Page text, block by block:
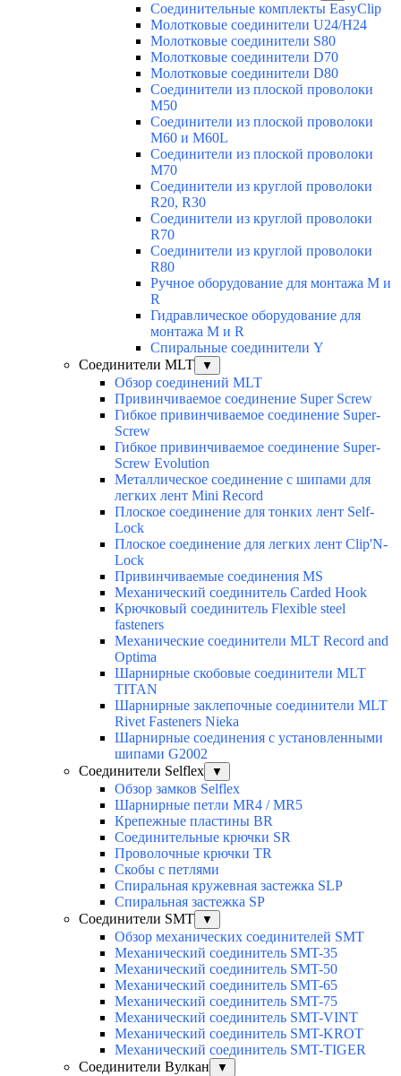
Соединительные комплекты EasyClip
Молотковые соединители U24/H24
Молотковые соединители S80
Молотковые соединители D70
Молотковые соединители D80
Соединители из плоской проволоки
M50
Соединители из плоской проволоки
M60 и M60L
Соединители из плоской проволоки
M70
Соединители из круглой проволоки
R20, R30
Соединители из круглой проволоки
R70
Соединители из круглой проволоки
R80
Ручное оборудование для монтажа M и
R
Гидравлическое оборудование для
монтажа M и R
Спиральные соединители Y
Соединители MLT
▼
Обзор соединений MLT
Привинчиваемое соединение Super Screw
Гибкое привинчиваемое соединение Super-
Screw
Гибкое привинчиваемое соединение Super-
Screw Evolution
Металлическое соединение с шипами для
легких лент Mini Record
Плоское соединение для тонких лент Self-
Lock
Плоское соединение для легких лент Clip'N-
Lock
Привинчиваемые соединения MS
Механический соединитель Carded Hook
Крючковый соединитель Flexible steel
fasteners
Механические соединители MLT Record and
Optima
Шарнирные скобовые соединители MLT
TITAN
Шарнирные заклепочные соединители MLT
Rivet Fasteners Nieka
Шарнирные соединения с установленными
шипами G2002
Соединители Selflex
▼
Обзор замков Selflex
Шарнирные петли MR4 / MR5
Крепежные пластины BR
Соединительные крючки SR
Проволочные крючки TR
Скобы с петлями
Спиральная кружевная застежка SLP
Спиральная застежка SP
Соединители SMT
▼
Обзор механических соединителей SMT
Механический соединитель SMT-35
Механический соединитель SMT-50
Механический соединитель SMT-65
Механический соединитель SMT-75
Механический соединитель SMT-VINT
Механический соединитель SMT-KROT
Механический соединитель SMT-TIGER
Соединители Вулкан
▼